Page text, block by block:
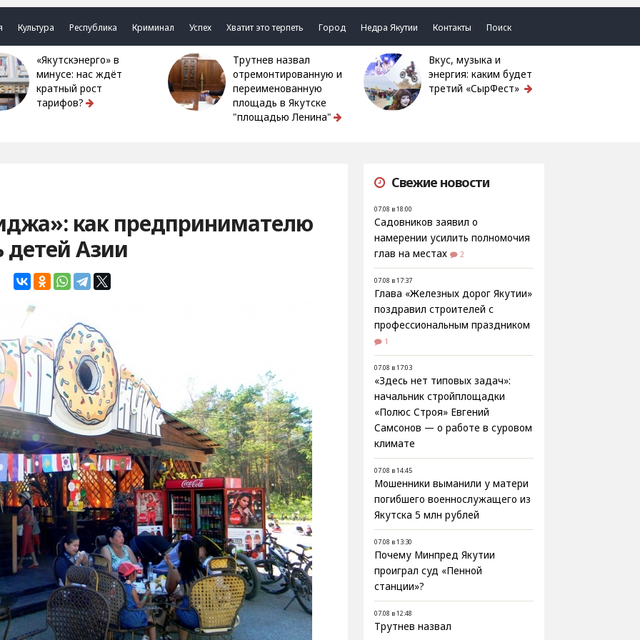
Культура Республика Криминал Успех Хватит это терпеть Город Недра Якутии Контакты Поиск
«Якутскэнерго» в
минусе: нас ждёт
кратный рост
тарифов?
Трутнев назвал
отремонтированную и
переименованную
площадь в Якутске
"площадью Ленина"
Вкус, музыка и
энергия: каким будет
третий «СырФест»
как предпринимателю
детей Азии
Свежие новости
07.08 в 18:00
Садовников заявил о
намерении усилить полномочия
глав на местах
2
07.08 в 17:37
Глава «Железных дорог Якутии»
поздравил строителей с
профессиональным праздником
1
07.08 в 17:03
«Здесь нет типовых задач»:
начальник стройплощадки
«Полюс Строя» Евгений
Самсонов — о работе в суровом
климате
07.08 в 14:45
Мошенники выманили у матери
погибшего военнослужащего из
Якутска 5 млн рублей
07.08 в 13:30
Почему Минпред Якутии
проиграл суд «Пенной
станции»?
07.08 в 12:48
Трутнев назвал